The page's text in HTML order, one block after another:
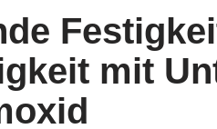
mit